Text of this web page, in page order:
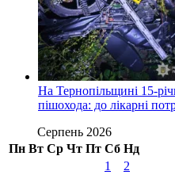
На Тернопільщині 15-
пішохода: до лікарні
Серпень 2026
Пн Вт Ср Чт Пт Сб Нд
1
2